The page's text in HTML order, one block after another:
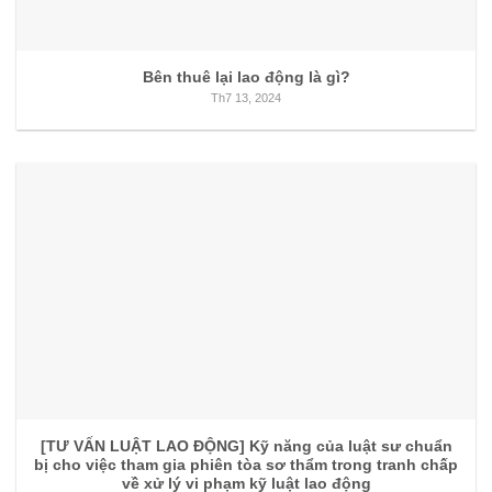
Bên thuê lại lao động là gì?
Th7 13, 2024
[TƯ VẤN LUẬT LAO ĐỘNG] Kỹ năng của luật sư chuẩn
bị cho việc tham gia phiên tòa sơ thẩm trong tranh chấp
về xử lý vi phạm kỹ luật lao động